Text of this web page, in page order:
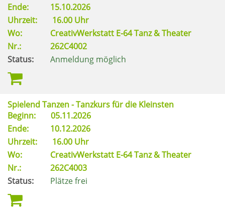
Ende:
15.10.2026
Uhrzeit:
16.00 Uhr
Wo:
CreativWerkstatt E-64 Tanz & Theater
Nr.:
262C4002
Status:
Anmeldung möglich
Spielend Tanzen - Tanzkurs für die Kleinsten
Beginn:
05.11.2026
Ende:
10.12.2026
Uhrzeit:
16.00 Uhr
Wo:
CreativWerkstatt E-64 Tanz & Theater
Nr.:
262C4003
Status:
Plätze frei